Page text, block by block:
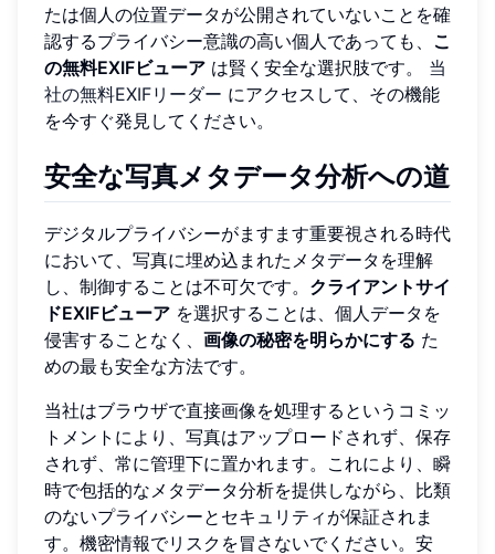
たは個人の位置データが公開されていないことを確
認するプライバシー意識の高い個人であっても、 こ
の無料EXIFビューア は賢く安全な選択肢です。 当
社の無料EXIFリーダー にアクセスして、その機能
を今すぐ発見してください。
安全な写真メタデータ分析への道
デジタルプライバシーがますます重要視される時代
において、写真に埋め込まれたメタデータを理解
し、制御することは不可欠です。 クライアントサイ
ドEXIFビューア を選択することは、個人データを
侵害することなく、 画像の秘密を明らかにする た
めの最も安全な方法です。
当社はブラウザで直接画像を処理するというコミッ
トメントにより、写真はアップロードされず、保存
されず、常に管理下に置かれます。これにより、瞬
時で包括的なメタデータ分析を提供しながら、比類
のないプライバシーとセキュリティが保証されま
す。機密情報でリスクを冒さないでください。安